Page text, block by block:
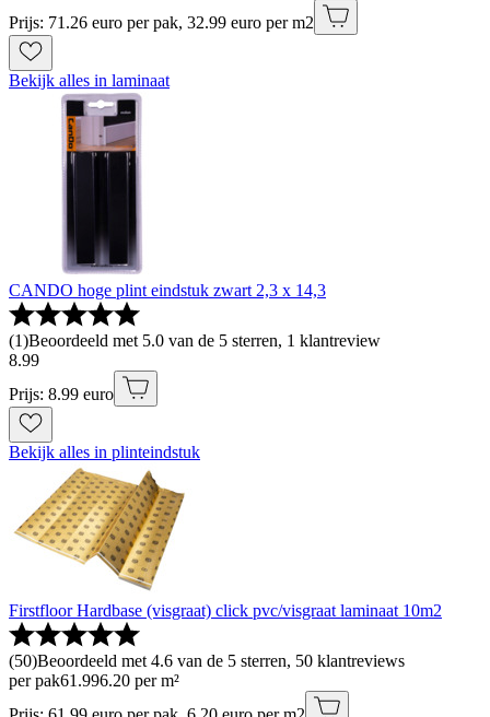
Prijs: 71.26 euro per pak, 32.99 euro per m2
Bekijk alles in laminaat
CANDO hoge plint eindstuk zwart 2,3 x 14,3
(1)Beoordeeld met 5.0 van de 5 sterren, 1 klantreview
8.99
Prijs: 8.99 euro
Bekijk alles in plinteindstuk
Firstfloor Hardbase (visgraat) click pvc/visgraat laminaat 10m2
(50)Beoordeeld met 4.6 van de 5 sterren, 50 klantreviews
per pak61.996.20 per m²